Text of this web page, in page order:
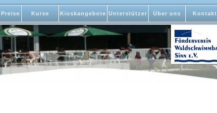
Kurse Kioskangebote Unterstützer Über uns Kontakt